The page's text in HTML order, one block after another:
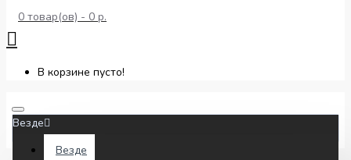
0 товар(ов) - 0 р.
В корзине пусто!
Везде
Везде